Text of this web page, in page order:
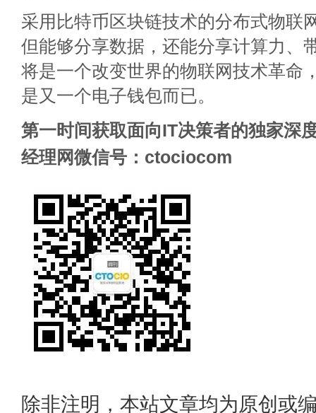
采用比特币区块链技术的分布式物联
但能够分享数据，还能分享计算力、
将是一个改变世界的物联网技术革命
是又一个电子钱包而已。
第一时间获取面向IT决策者的独家深
经理网微信号：ctociocom
除非注明，本站文章均为原创或